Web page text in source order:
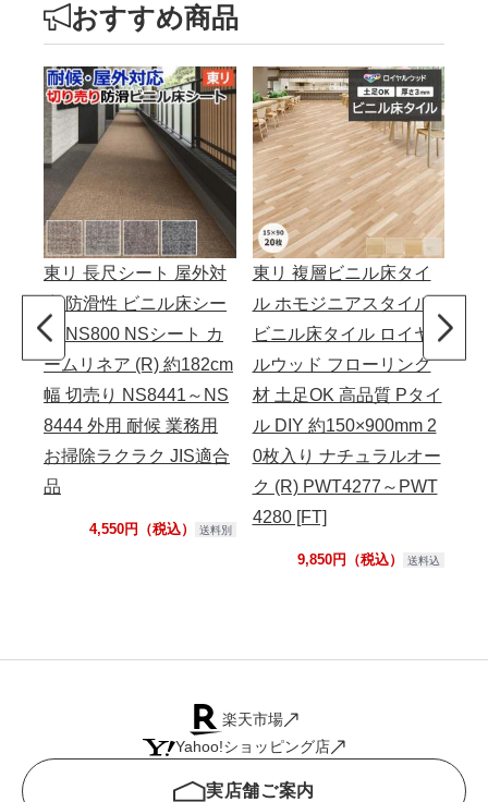
おすすめ商品
東リ 長尺シート 屋外対
応 防滑性 ビニル床シー
ト NS800 NSシート カ
ームリネア (R) 約182cm
幅 切売り NS8441～NS
8444 外用 耐候 業務用
お掃除ラクラク JIS適合
品
4,550円（税込） 送料別
東リ 複層ビニル床タイ
ル ホモジニアスタイル
ビニル床タイル ロイヤ
ルウッド フローリング
材 土足OK 高品質 Pタイ
ル DIY 約150×900mm 2
0枚入り ナチュラルオー
ク (R) PWT4277～PWT
4280 [FT]
9,850円（税込） 送料込
滑
楽天市場
Yahoo!ショッピング店
実店舗ご案内